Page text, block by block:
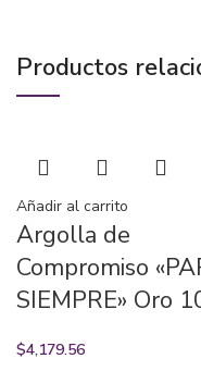
Productos
Añadir al carrito
Argolla de
Compromiso
SIEMPRE» Oro
$4,179.56